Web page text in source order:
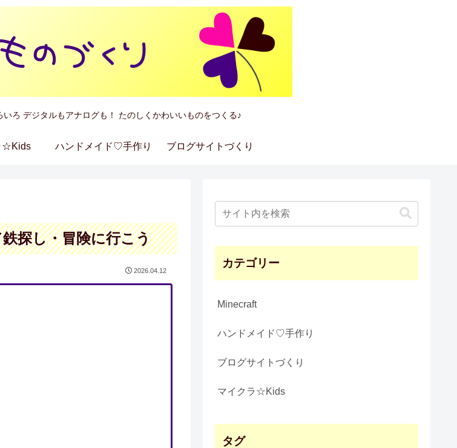
ろ デジタルもアナログも！ たのしくかわいいものをつくる♪
☆Kids ハンドメイド♡手作り ブログサイトづくり
探し・冒険に行こう
2026.04.12
カテゴリー
Minecraft
ハンドメイド♡手作り
ブログサイトづくり
マイクラ☆Kids
タグ